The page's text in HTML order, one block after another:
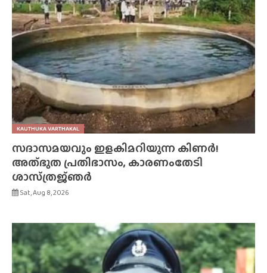
KAUTHUKA VARTHAKAL
സദാസമയവും ഇളകിമറിയുന്ന കിണർ!
അത്‌ഭുത പ്രതിഭാസം, കാരണംതേടി
ശാസ്‌ത്രജ്‌ഞർ
Sat, Aug 8, 2026